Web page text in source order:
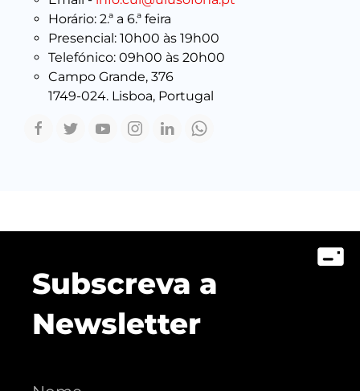
Horário: 2.ª a 6.ª feira
Presencial: 10h00 às 19h00
Telefónico: 09h00 às 20h00
Campo Grande, 376
1749-024. Lisboa, Portugal
Subscreva a
Newsletter